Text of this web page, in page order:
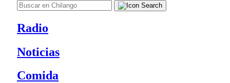
Radio
Noticias
Comida